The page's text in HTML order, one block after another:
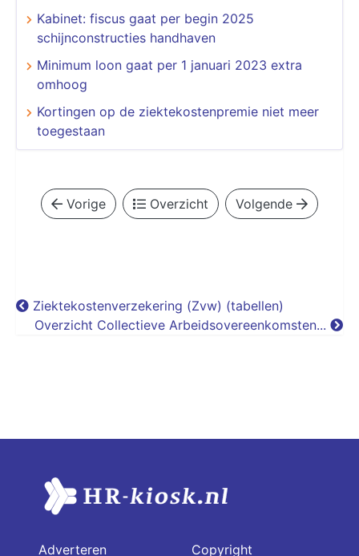
Kabinet: fiscus gaat per begin 2025
schijnconstructies handhaven
Minimum loon gaat per 1 januari 2023 extra
omhoog
Kortingen op de ziektekostenpremie niet meer
toegestaan
Vorige Overzicht Volgende
Ziektekostenverzekering (Zvw) (tabellen)
Overzicht Collectieve Arbeidsovereenkomsten...
Adverteren Copyright